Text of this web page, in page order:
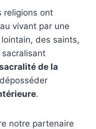
religions ont
vivant par une
des saints,
de la
.
notre partenaire